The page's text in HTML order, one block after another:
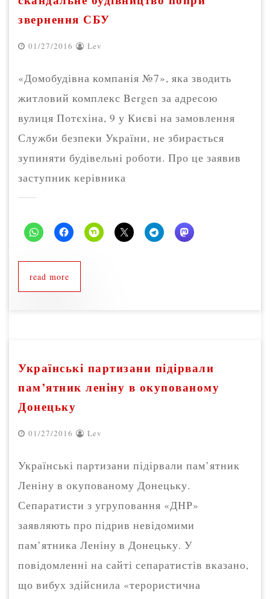
звернення СБУ
01/27/2016 Lev
«Домобудівна компанія №7», яка зводить
житловий комплекс Bergen за адресою
вулиця Потєхіна, 9 у Києві на замовлення
Служби безпеки України, не збирається
зупиняти будівельні роботи. Про це заявив
заступник керівника
read more
Українські партизани підірвали
пам’ятник леніну в окупованому
Донецьку
01/27/2016 Lev
Українські партизани підірвали пам’ятник
Леніну в окупованому Донецьку.
Сепаратисти з угруповання «ДНР»
заявляють про підрив невідомими
пам’ятника Леніну в Донецьку. У
повідомленні на сайті сепаратистів вказано,
що вибух здійснила «терористична